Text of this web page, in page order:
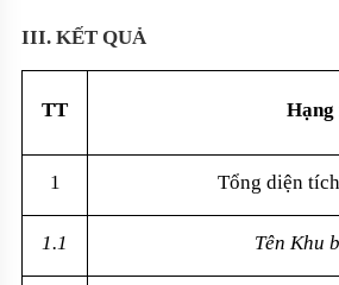
III. KẾT QUẢ
TT Hạng
1 Tổng diện
1.1 Tên Khu